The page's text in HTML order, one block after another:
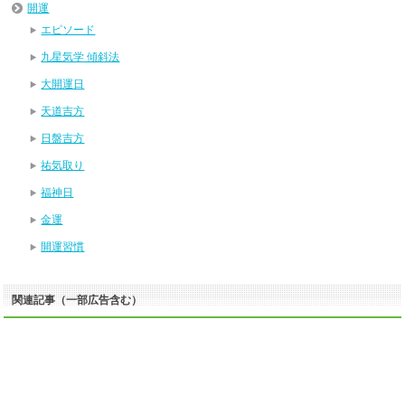
開運
エピソード
九星気学 傾斜法
大開運日
天道吉方
日盤吉方
祐気取り
福神日
金運
開運習慣
関連記事（一部広告含む）